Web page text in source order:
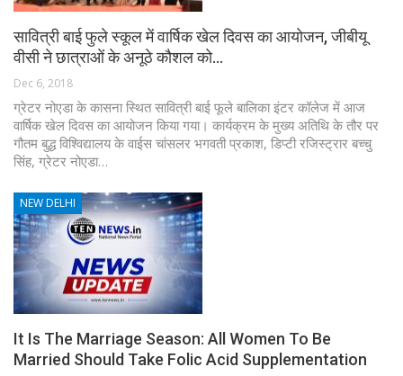
सावित्री बाई फुले स्कूल में वार्षिक खेल दिवस का आयोजन, जीबीयू
वीसी ने छात्राओं के अनूठे कौशल को…
Dec 6, 2018
ग्रेटर नोएडा के कासना स्थित सावित्री बाई फूले बालिका इंटर कॉलेज में आज
वार्षिक खेल दिवस का आयोजन किया गया। कार्यक्रम के मुख्य अतिथि के तौर पर
गौतम बुद्ध विश्विद्यालय के वाईस चांसलर भगवती प्रकाश, डिप्टी रजिस्ट्रार बच्चु
सिंह, ग्रेटर नोएडा…
NEW DELHI
It Is The Marriage Season: All Women To Be
Married Should Take Folic Acid Supplementation